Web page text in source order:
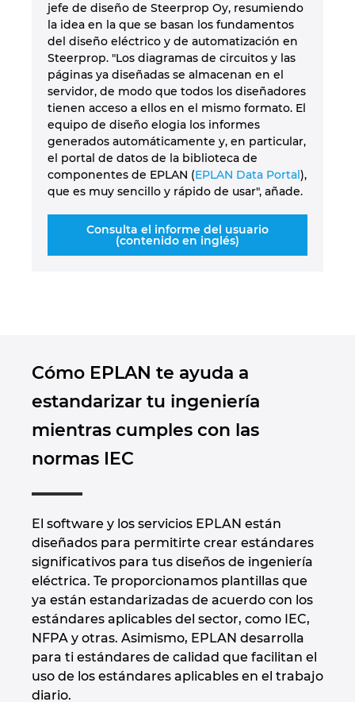
jefe de diseño de Steerprop Oy, resumiendo
la idea en la que se basan los fundamentos
del diseño eléctrico y de automatización en
Steerprop. "Los diagramas de circuitos y las
páginas ya diseñadas se almacenan en el
servidor, de modo que todos los diseñadores
tienen acceso a ellos en el mismo formato. El
equipo de diseño elogia los informes
generados automáticamente y, en particular,
el portal de datos de la biblioteca de
componentes de EPLAN (EPLAN Data Portal),
que es muy sencillo y rápido de usar", añade.
Consulta el informe del usuario
(contenido en inglés)
Cómo EPLAN te ayuda a
estandarizar tu ingeniería
mientras cumples con las
normas IEC
El software y los servicios EPLAN están
diseñados para permitirte crear estándares
significativos para tus diseños de ingeniería
eléctrica. Te proporcionamos plantillas que
ya están estandarizadas de acuerdo con los
estándares aplicables del sector, como IEC,
NFPA y otras. Asimismo, EPLAN desarrolla
para ti estándares de calidad que facilitan el
uso de los estándares aplicables en el trabajo
diario.